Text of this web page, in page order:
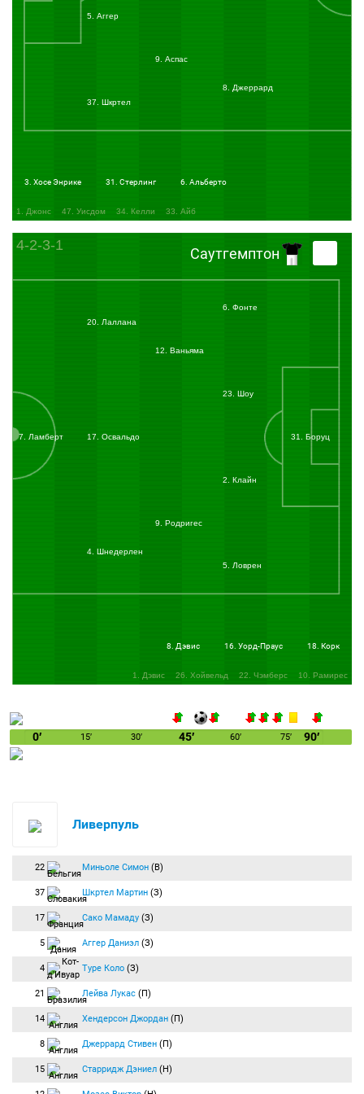
37. Шкртел
5. Аггер
8. Джеррард
9. Аспас
3. Хосе Энрике 31. Стерлинг 6. Альберто
1. Джонс 47. Уисдом 34. Келли 33. Айб
4-2-3-1 Саутгемптон
31. Боруц
23. Шоу
6. Фонте
5. Ловрен
2. Клайн
20. Лаллана
12. Ваньяма
4. Шнедерлен
17. Освальдо
9. Родригес
7. Ламберт
18. Корк
16. Уорд-Праус
8. Дэвис
1. Дэвис 26. Хойвельд 22. Чэмберс 10. Рамирес
0′ 15′ 30′ 45′ 60′ 75′ 90′
Ливерпуль
22 Миньоле Симон (В)
37 Шкртел Мартин (З)
17 Сако Мамаду (З)
5 Аггер Даниэл (З)
4 Туре Коло (З)
21 Лейва Лукас (П)
14 Хендерсон Джордан (П)
8 Джеррард Стивен (П)
15 Старридж Дэниел (Н)